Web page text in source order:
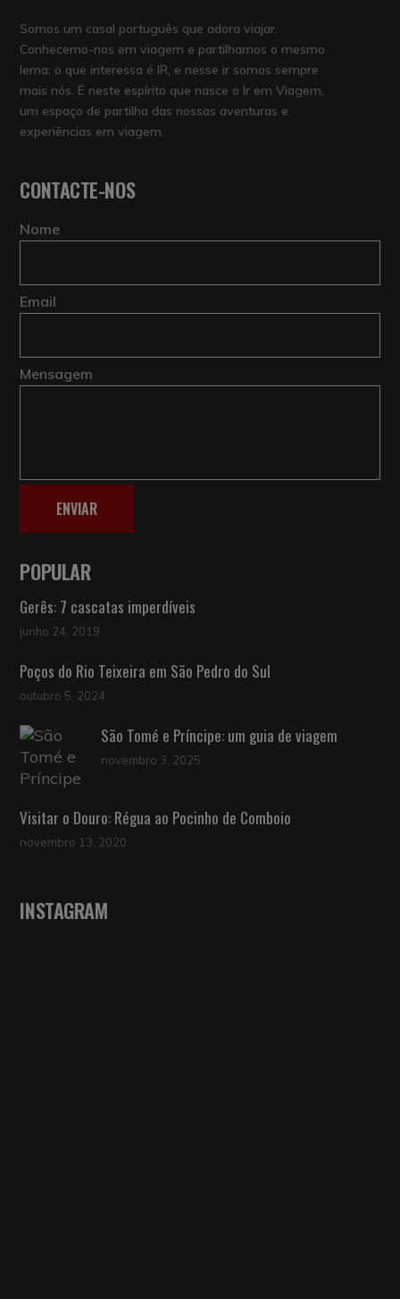
Somos um casal português que adora viajar.
Conhecemo-nos em viagem e partilhamos o mesmo
lema: o que interessa é IR, e nesse ir somos sempre
mais nós. É neste espírito que nasce o Ir em Viagem,
um espaço de partilha das nossas aventuras e
experiências em viagem.
CONTACTE-NOS
Nome
Email
Mensagem
ENVIAR
POPULAR
Gerês: 7 cascatas imperdíveis
junho 24, 2019
Poços do Rio Teixeira em São Pedro do Sul
outubro 5, 2024
São Tomé e Príncipe: um guia de viagem
novembro 3, 2025
Visitar o Douro: Régua ao Pocinho de Comboio
novembro 13, 2020
INSTAGRAM